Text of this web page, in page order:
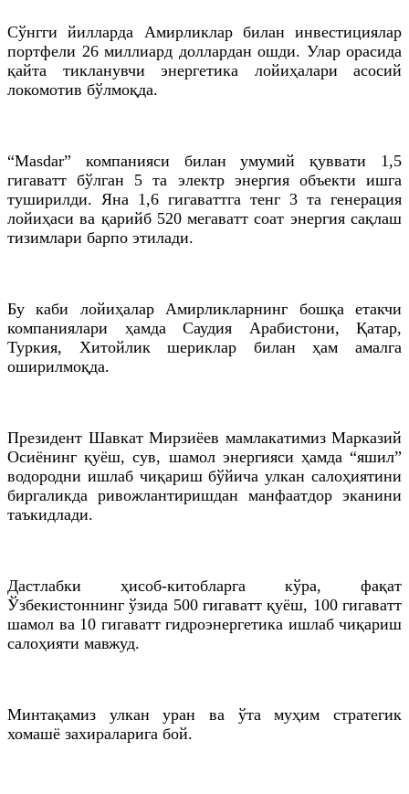
Сўнгги йилларда Амирликлар билан инвестициялар
портфели 26 миллиард доллардан ошди. Улар орасида
қайта тикланувчи энергетика лойиҳалари асосий
локомотив бўлмоқда.
“Masdar” компанияси билан умумий қуввати 1,5
гигаватт бўлган 5 та электр энергия объекти ишга
туширилди. Яна 1,6 гигаваттга тенг 3 та генерация
лойиҳаси ва қарийб 520 мегаватт соат энергия сақлаш
тизимлари барпо этилади.
Бу каби лойиҳалар Амирликларнинг бошқа етакчи
компаниялари ҳамда Саудия Арабистони, Қатар,
Туркия, Хитойлик шериклар билан ҳам амалга
оширилмоқда.
Президент Шавкат Мирзиёев мамлакатимиз Марказий
Осиёнинг қуёш, сув, шамол энергияси ҳамда “яшил”
водородни ишлаб чиқариш бўйича улкан салоҳиятини
биргаликда ривожлантиришдан манфаатдор эканини
таъкидлади.
Дастлабки ҳисоб-китобларга кўра, фақат
Ўзбекистоннинг ўзида 500 гигаватт қуёш, 100 гигаватт
шамол ва 10 гигаватт гидроэнергетика ишлаб чиқариш
салоҳияти мавжуд.
Минтақамиз улкан уран ва ўта муҳим стратегик
хомашё захираларига бой.